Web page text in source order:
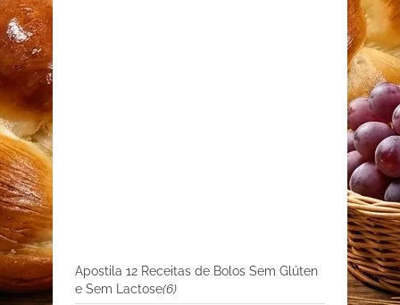
Apostila 12 Receitas de Bolos Sem Glúten
e Sem Lactose(6)